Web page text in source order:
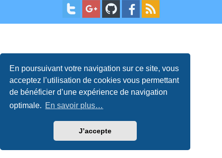
En poursuivant votre navigation sur ce site, vous
acceptez l’utilisation de cookies vous permettant
de bénéficier d’une expérience de navigation
optimale. En savoir plus…
J’accepte